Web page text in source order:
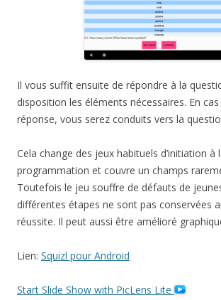
Il vous suffit ensuite de répondre à la
disposition les éléments nécessaires. En
réponse, vous serez conduits vers la
Cela change des jeux habituels d’initiation à
programmation et couvre un champs
Toutefois le jeu souffre de défauts de
différentes étapes ne sont pas conservées
réussite. Il peut aussi être amélioré
Lien: Squizl pour Android
Start Slide Show with PicLens Lite